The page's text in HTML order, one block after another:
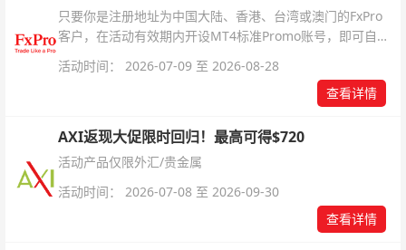
只要你是注册地址为中国大陆、香港、台湾或澳门的FxPro
客户，在活动有效期内开设MT4标准Promo账号，即可自动
活动时间： 2026-07-09 至 2026-08-28
查看详情
AXI返现大促限时回归！最高可得$720
活动产品仅限外汇/贵金属
活动时间： 2026-07-08 至 2026-09-30
查看详情